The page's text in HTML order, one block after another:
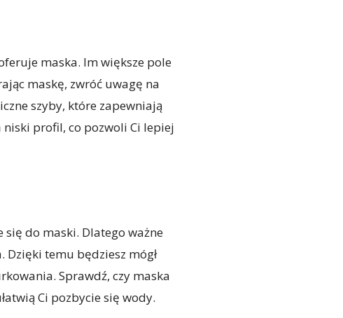
maska. Im większe pole
maskę, zwróć uwagę na
szyby, które zapewniają
profil, co pozwoli Ci lepiej
się do maski. Dlatego ważne
Dzięki temu będziesz mógł
Sprawdź, czy maska
Ci pozbycie się wody.